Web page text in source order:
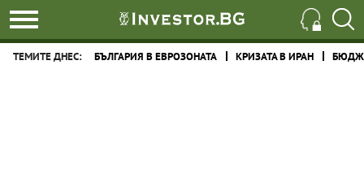
ТЕМИТЕ ДНЕС: БЪЛГАРИЯ В ЕВРОЗОНАТА КРИЗАТА В ИРАН